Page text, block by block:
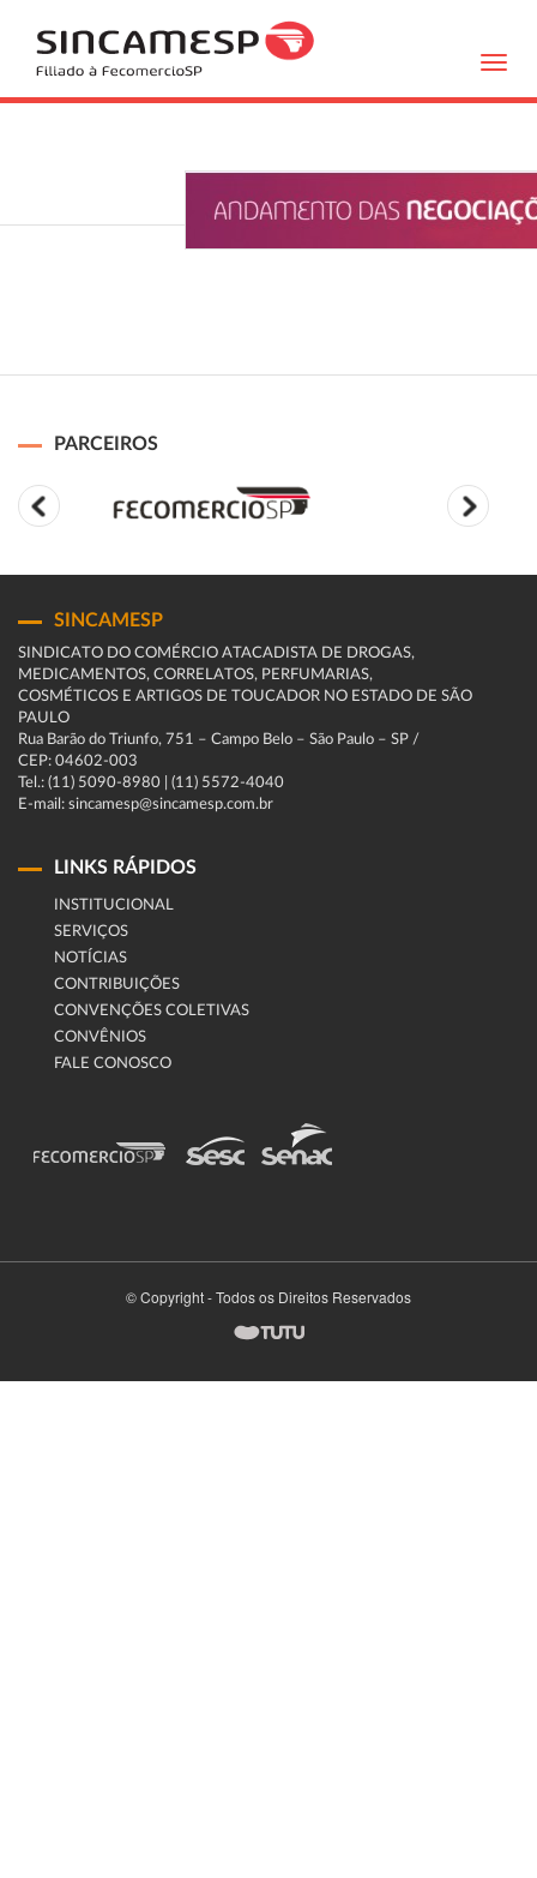
PARCEIROS
SINCAMESP
SINDICATO DO COMÉRCIO ATACADISTA DE DROGAS,
MEDICAMENTOS, CORRELATOS, PERFUMARIAS,
COSMÉTICOS E ARTIGOS DE TOUCADOR NO ESTADO DE SÃO
PAULO
Rua Barão do Triunfo, 751 – Campo Belo – São Paulo – SP /
CEP: 04602-003
Tel.: (11) 5090-8980 | (11) 5572-4040
E-mail: sincamesp@sincamesp.com.br
LINKS RÁPIDOS
INSTITUCIONAL
SERVIÇOS
NOTÍCIAS
CONTRIBUIÇÕES
CONVENÇÕES COLETIVAS
CONVÊNIOS
FALE CONOSCO
© Copyright - Todos os Direitos Reservados